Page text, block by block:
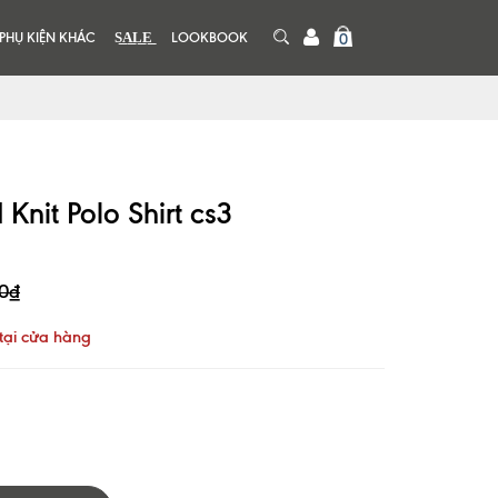
PHỤ KIỆN KHÁC S͟A͟L͟E͟ LOOKBOOK 0
Polo Shirt cs3
cửa hàng